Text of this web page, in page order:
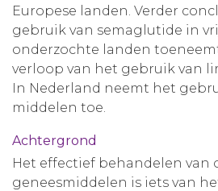
Europese landen. Verder
gebruik van semaglutide in
onderzochte landen
verloop van het gebruik van
In Nederland neemt het
middelen toe.
Achtergrond
Het effectief behandelen van
geneesmiddelen is iets van